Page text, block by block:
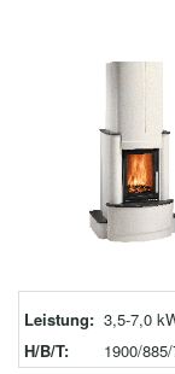
Leistung: 3,5-7,0
H/B/T:
1900/